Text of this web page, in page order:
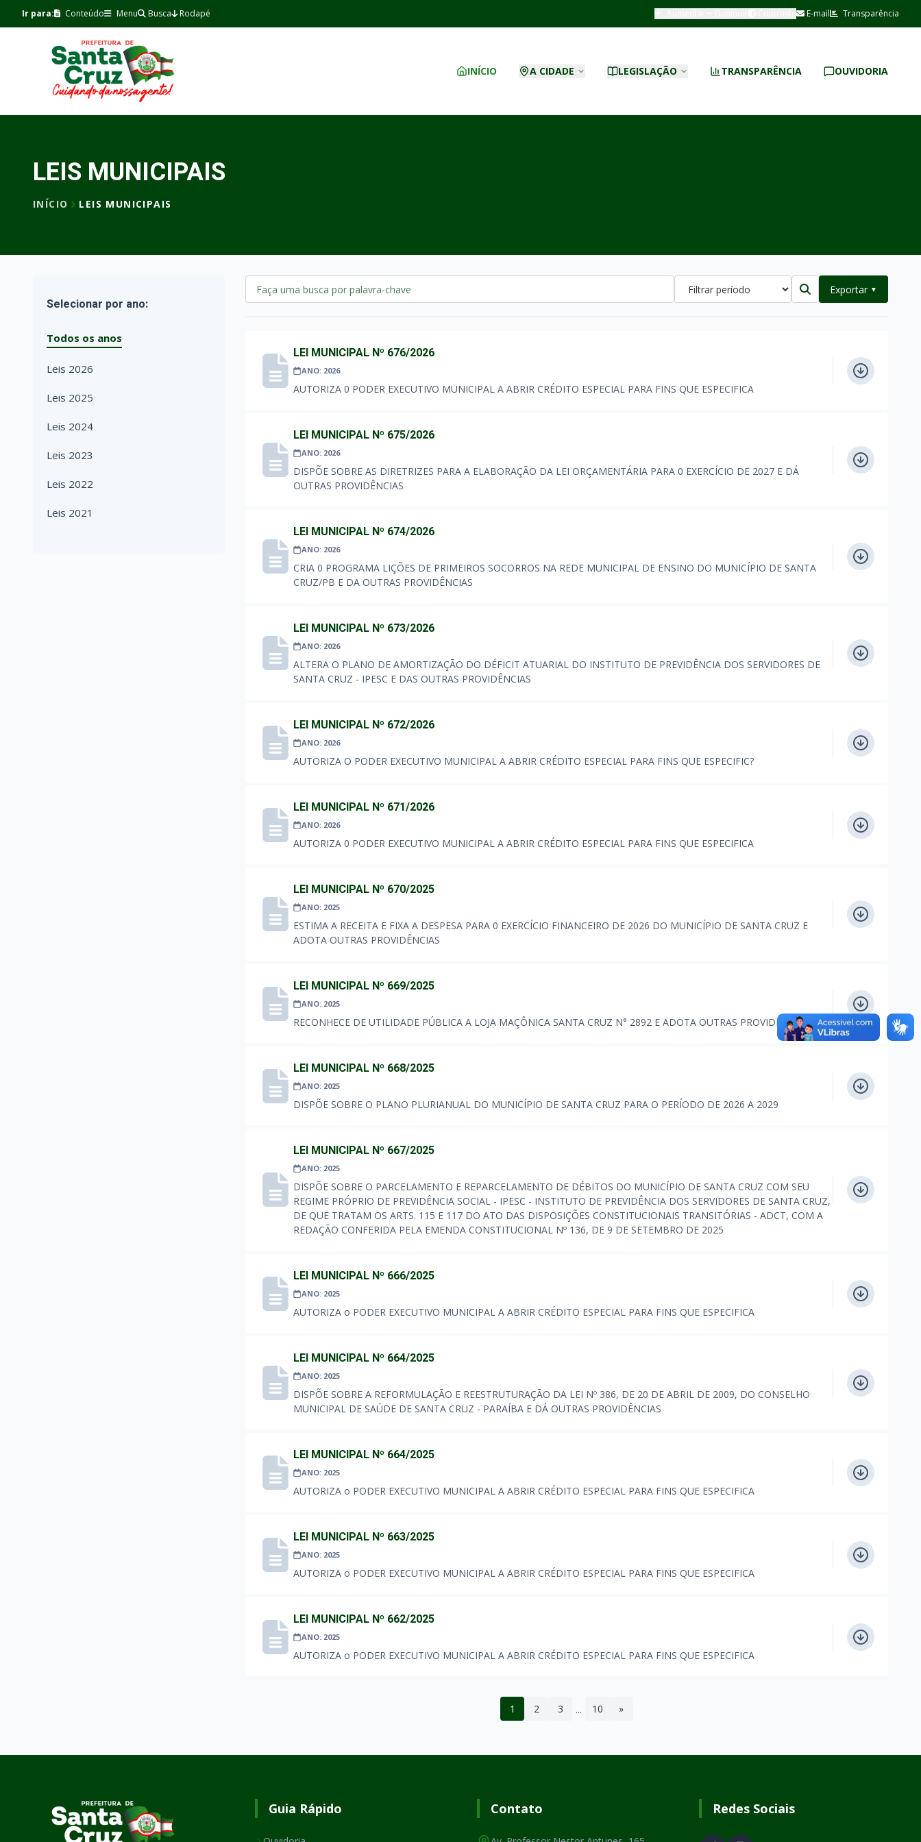
Ir para: Conteúdo Menu Busca Rodapé E-mail Transparência
INÍCIO A CIDADE LEGISLAÇÃO TRANSPARÊNCIA OUVIDORIA
LEIS MUNICIPAIS
INÍCIO LEIS MUNICIPAIS
Selecionar por ano:
Todos os anos
Leis 2026
Leis 2025
Leis 2024
Leis 2023
Leis 2022
Leis 2021
Exportar ▼
LEI MUNICIPAL Nº 676/2026
ANO: 2026
AUTORIZA 0 PODER EXECUTIVO MUNICIPAL A ABRIR CRÉDITO ESPECIAL PARA FINS QUE ESPECIFICA
LEI MUNICIPAL Nº 675/2026
ANO: 2026
DISPÕE SOBRE AS DIRETRIZES PARA A ELABORAÇÃO DA LEI ORÇAMENTÁRIA PARA 0 EXERCÍCIO DE 2027 E DÁ
OUTRAS PROVIDÊNCIAS
LEI MUNICIPAL Nº 674/2026
ANO: 2026
CRIA 0 PROGRAMA LIÇÕES DE PRIMEIROS SOCORROS NA REDE MUNICIPAL DE ENSINO DO MUNICÍPIO DE SANTA
CRUZ/PB E DA OUTRAS PROVIDÊNCIAS
LEI MUNICIPAL Nº 673/2026
ANO: 2026
ALTERA O PLANO DE AMORTIZAÇÃO DO DÉFICIT ATUARIAL DO INSTITUTO DE PREVIDÊNCIA DOS SERVIDORES DE
SANTA CRUZ - IPESC E DAS OUTRAS PROVIDÊNCIAS
LEI MUNICIPAL Nº 672/2026
ANO: 2026
AUTORIZA O PODER EXECUTIVO MUNICIPAL A ABRIR CRÉDITO ESPECIAL PARA FINS QUE ESPECIFIC?
LEI MUNICIPAL Nº 671/2026
ANO: 2026
AUTORIZA 0 PODER EXECUTIVO MUNICIPAL A ABRIR CRÉDITO ESPECIAL PARA FINS QUE ESPECIFICA
LEI MUNICIPAL Nº 670/2025
ANO: 2025
ESTIMA A RECEITA E FIXA A DESPESA PARA 0 EXERCÍCIO FINANCEIRO DE 2026 DO MUNICÍPIO DE SANTA CRUZ E
ADOTA OUTRAS PROVIDÊNCIAS
LEI MUNICIPAL Nº 669/2025
ANO: 2025
RECONHECE DE UTILIDADE PÚBLICA A LOJA MAÇÔNICA SANTA CRUZ N° 2892 E ADOTA OUTRAS PROVIDÊNCIAS
LEI MUNICIPAL Nº 668/2025
ANO: 2025
DISPÕE SOBRE O PLANO PLURIANUAL DO MUNICÍPIO DE SANTA CRUZ PARA O PERÍODO DE 2026 A 2029
LEI MUNICIPAL Nº 667/2025
ANO: 2025
DISPÕE SOBRE O PARCELAMENTO E REPARCELAMENTO DE DÉBITOS DO MUNICÍPIO DE SANTA CRUZ COM SEU
REGIME PRÓPRIO DE PREVIDÊNCIA SOCIAL - IPESC - INSTITUTO DE PREVIDÊNCIA DOS SERVIDORES DE SANTA CRUZ,
DE QUE TRATAM OS ARTS. 115 E 117 DO ATO DAS DISPOSIÇÕES CONSTITUCIONAIS TRANSITÓRIAS - ADCT, COM A
REDAÇÃO CONFERIDA PELA EMENDA CONSTITUCIONAL Nº 136, DE 9 DE SETEMBRO DE 2025
LEI MUNICIPAL Nº 666/2025
ANO: 2025
AUTORIZA o PODER EXECUTIVO MUNICIPAL A ABRIR CRÉDITO ESPECIAL PARA FINS QUE ESPECIFICA
LEI MUNICIPAL Nº 664/2025
ANO: 2025
DISPÕE SOBRE A REFORMULAÇÃO E REESTRUTURAÇÃO DA LEI Nº 386, DE 20 DE ABRIL DE 2009, DO CONSELHO
MUNICIPAL DE SAÚDE DE SANTA CRUZ - PARAÍBA E DÁ OUTRAS PROVIDÊNCIAS
LEI MUNICIPAL Nº 664/2025
ANO: 2025
AUTORIZA o PODER EXECUTIVO MUNICIPAL A ABRIR CRÉDITO ESPECIAL PARA FINS QUE ESPECIFICA
LEI MUNICIPAL Nº 663/2025
ANO: 2025
AUTORIZA o PODER EXECUTIVO MUNICIPAL A ABRIR CRÉDITO ESPECIAL PARA FINS QUE ESPECIFICA
LEI MUNICIPAL Nº 662/2025
ANO: 2025
AUTORIZA o PODER EXECUTIVO MUNICIPAL A ABRIR CRÉDITO ESPECIAL PARA FINS QUE ESPECIFICA
1 2 3 ... 10 »
Guia Rápido Contato Redes Sociais